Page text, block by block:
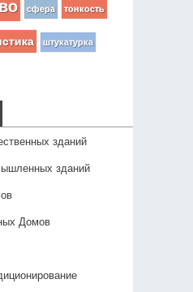
сфера тонкость
штукатурка
зданий
зданий
Домов